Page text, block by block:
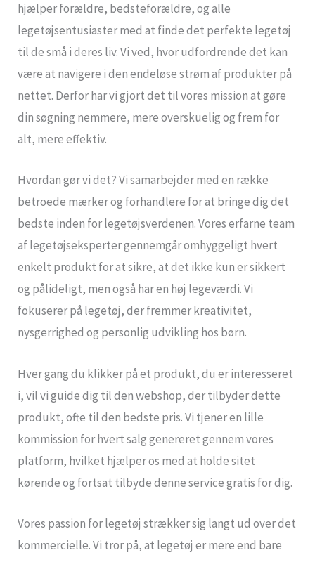
hjælper forældre, bedsteforældre, og alle
legetøjsentusiaster med at finde det perfekte legetøj
til de små i deres liv. Vi ved, hvor udfordrende det kan
være at navigere i den endeløse strøm af produkter på
nettet. Derfor har vi gjort det til vores mission at gøre
din søgning nemmere, mere overskuelig og frem for
alt, mere effektiv.
Hvordan gør vi det? Vi samarbejder med en række
betroede mærker og forhandlere for at bringe dig det
bedste inden for legetøjsverdenen. Vores erfarne team
af legetøjseksperter gennemgår omhyggeligt hvert
enkelt produkt for at sikre, at det ikke kun er sikkert
og pålideligt, men også har en høj legeværdi. Vi
fokuserer på legetøj, der fremmer kreativitet,
nysgerrighed og personlig udvikling hos børn.
Hver gang du klikker på et produkt, du er interesseret
i, vil vi guide dig til den webshop, der tilbyder dette
produkt, ofte til den bedste pris. Vi tjener en lille
kommission for hvert salg genereret gennem vores
platform, hvilket hjælper os med at holde sitet
kørende og fortsat tilbyde denne service gratis for dig.
Vores passion for legetøj strækker sig langt ud over det
kommercielle. Vi tror på, at legetøj er mere end bare